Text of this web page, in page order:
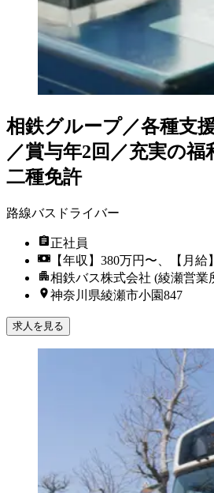
相鉄グループ／各種支
／賞与年2回／充実の福
二種免許
路線バスドライバー
正社員
【年収】380万円〜、【月給
相鉄バス株式会社 (綾瀬営業
神奈川県綾瀬市小園847
求人を見る